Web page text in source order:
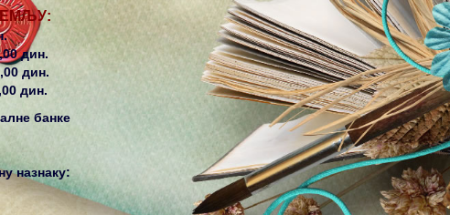
дин.
дин.
дин.
банке
назнаку: